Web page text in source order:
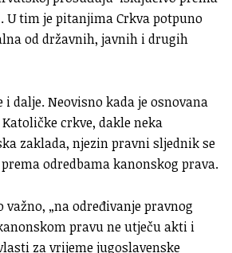
U tim je pitanjima Crkva potpuno
od državnih, javnih i drugih
i dalje. Neovisno kada je osnovana
crkve, dakle neka
zaklada, njezin pravni sljednik se
odredbama kanonskog prava.
važno, „na određivanje pravnog
pravu ne utječu akti i
za vrijeme jugoslavenske